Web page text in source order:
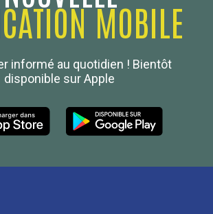
MOBILE
informé au quotidien ! Bientôt
disponible sur Apple
Pâtisserie Française
Paris Cédex 16